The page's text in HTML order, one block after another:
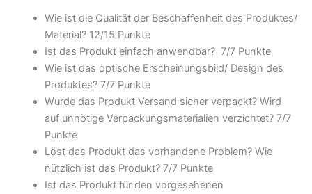
Wie ist die Qualität der Beschaffenheit des Produktes/
Material? 12/15 Punkte
Ist das Produkt einfach anwendbar? 7/7 Punkte
Wie ist das optische Erscheinungsbild/ Design des
Produktes? 7/7 Punkte
Wurde das Produkt Versand sicher verpackt? Wird
auf unnötige Verpackungsmaterialien verzichtet? 7/7
Punkte
Löst das Produkt das vorhandene Problem? Wie
nützlich ist das Produkt? 7/7 Punkte
Ist das Produkt für den vorgesehenen